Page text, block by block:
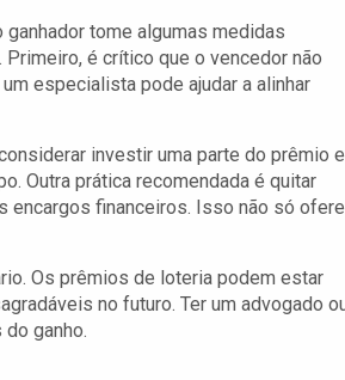
tome algumas medidas
é crítico que o vencedor não
especialista pode ajudar a alinhar
investir uma parte do prêmio
Outra prática recomendada é quitar
encargos financeiros. Isso não só
Os prêmios de loteria podem estar
no futuro. Ter um advogado
ganho.